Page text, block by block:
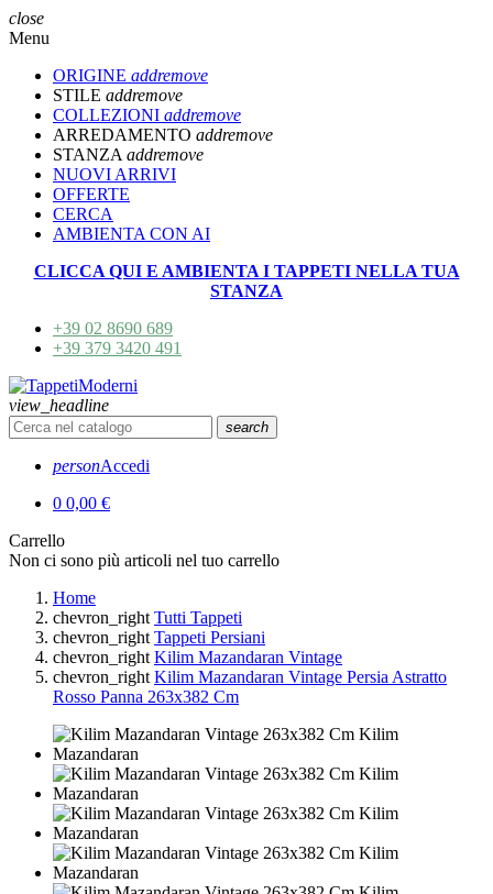
close
Menu
ORIGINE addremove
STILE addremove
COLLEZIONI addremove
ARREDAMENTO addremove
STANZA addremove
NUOVI ARRIVI
OFFERTE
CERCA
AMBIENTA CON AI
CLICCA QUI E AMBIENTA I TAPPETI NELLA TUA
STANZA
+39 02 8690 689
+39 379 3420 491
view_headline
search
personAccedi
0 0,00 €
Carrello
Non ci sono più articoli nel tuo carrello
Home
chevron_right Tutti Tappeti
chevron_right Tappeti Persiani
chevron_right Kilim Mazandaran Vintage
chevron_right Kilim Mazandaran Vintage Persia Astratto
Rosso Panna 263x382 Cm